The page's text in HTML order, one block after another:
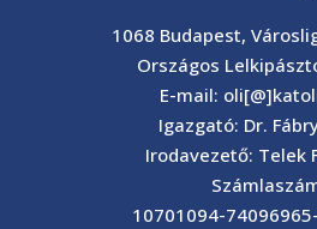
1068 Budapest,
Országos
E-mail:
Igazgató: Dr.
Irodavezető: Telek
10701094-